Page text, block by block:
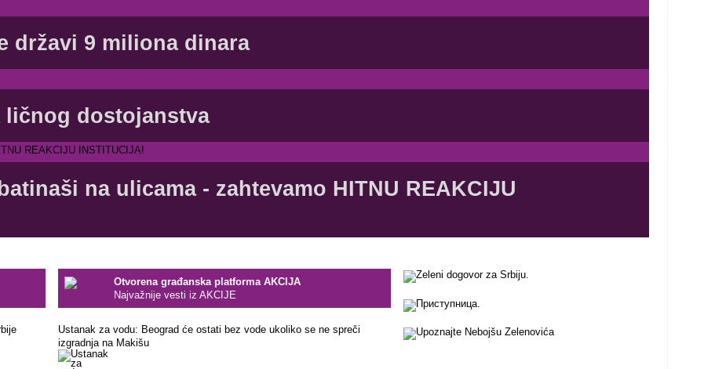
državi 9 miliona dinara
ličnog dostojanstva
na ulicama - zahtevamo HITNU REAKCIJU
Otvorena građanska platforma AKCIJA
Najvažnije vesti iz AKCIJE
Ustanak za vodu: Beograd će ostati bez vode ukoliko se ne spreči
izgradnja na Makišu